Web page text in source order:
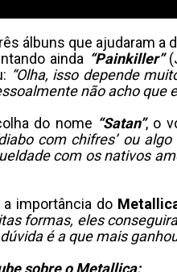
álbuns que ajudaram a
ainda “Painkiller”
“Olha, isso depende
não acho que
do nome “Satan”, o
com chifres’ ou
com os nativos
importância do
formas, eles
é a que mais
sobre o Metallica: